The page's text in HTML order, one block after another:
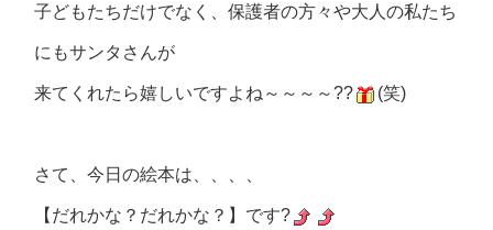
子どもたちだけでなく、保護者の方々や大人の私たち
にもサンタさんが
来てくれたら嬉しいですよね～～～～?? (笑)
さて、今日の絵本は、、、、
【だれかな？だれかな？】です?